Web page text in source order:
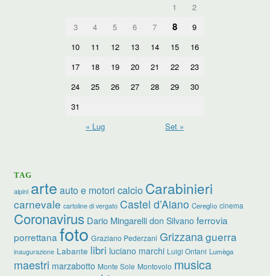
1
2
3
4 5 6 7 8
9
10
11 12 13 14 15
16
17
18 19 20 21 22
23
24
25 26 27 28 29
30
31
« Lug
Set »
TAG
alpini arte auto e motori calcio Carabinieri
carnevale cartoline di vergato Castel d’Aiano Cereglio cinema
Coronavirus Dario Mingarelli don Silvano ferrovia
porrettana foto Graziano Pederzani Grizzanaguerra
inaugurazione Labante libri luciano marchi Luigi Ontani Lumèga
maestri marzabotto Monte Sole Montovolo musica